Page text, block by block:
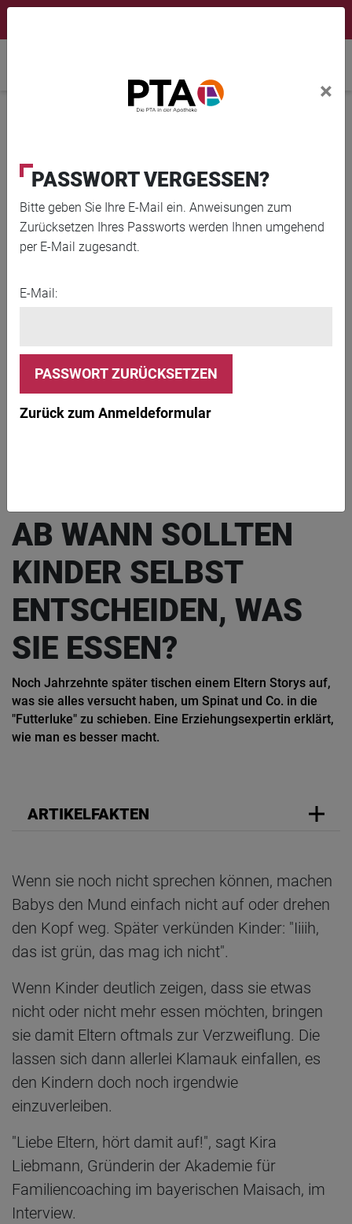
essen?
×
PASSWORT VERGESSEN?
Bitte geben Sie Ihre E-Mail ein. Anweisungen zum
Zurücksetzen Ihres Passworts werden Ihnen umgehend
per E-Mail zugesandt.
E-Mail:
Zurück zum Anmeldeformular
© evgenyatamanenko / iStock / Getty Images Plus
AB WANN SOLLTEN
KINDER SELBST
ENTSCHEIDEN, WAS
SIE ESSEN?
Noch Jahrzehnte später tischen einem Eltern Storys auf,
was sie alles versucht haben, um Spinat und Co. in die
"Futterluke" zu schieben. Eine Erziehungsexpertin erklärt,
wie man es besser macht.
ARTIKELFAKTEN
Wenn sie noch nicht sprechen können, machen
Babys den Mund einfach nicht auf oder drehen
den Kopf weg. Später verkünden Kinder: "Iiiih,
das ist grün, das mag ich nicht".
Wenn Kinder deutlich zeigen, dass sie etwas
nicht oder nicht mehr essen möchten, bringen
sie damit Eltern oftmals zur Verzweiflung. Die
lassen sich dann allerlei Klamauk einfallen, es
den Kindern doch noch irgendwie
einzuverleiben.
"Liebe Eltern, hört damit auf!", sagt Kira
Liebmann, Gründerin der Akademie für
Familiencoaching im bayerischen Maisach, im
Interview.
×